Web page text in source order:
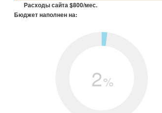
Расходы сайта $800/мес.
Бюджет наполнен на:
2%